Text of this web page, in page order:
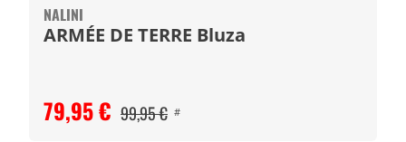
NALINI
ARMÉE DE TERRE Bluza
79,95 € 99,95 € #